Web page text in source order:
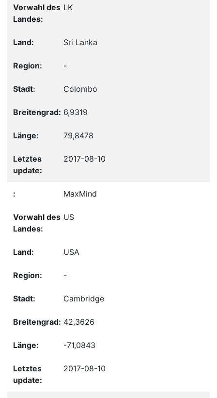
LK
Sri Lanka
-
Colombo
6,9319
79,8478
2017-08-10
MaxMind
US
USA
-
Cambridge
42,3626
-71,0843
2017-08-10